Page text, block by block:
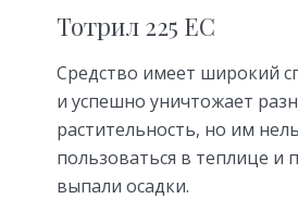
Тотрил 225 ЕС
Средство имеет широкий
и успешно уничтожает
растительность, но им
пользоваться в теплице и
выпали осадки.